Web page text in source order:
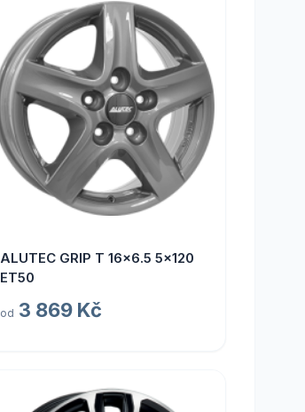
ALUTEC GRIP T 16x6.5 5x120
ET50
od 3 869 Kč